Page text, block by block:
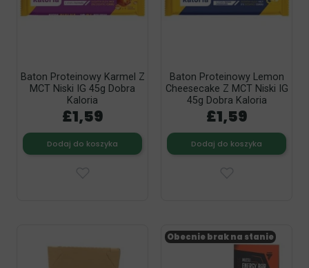
Baton Proteinowy Karmel Z
MCT Niski IG 45g Dobra
Kaloria
£1,59
Dodaj do koszyka
Baton Proteinowy Lemon
Cheesecake Z MCT Niski IG
45g Dobra Kaloria
£1,59
Dodaj do koszyka
Obecnie brak na stanie